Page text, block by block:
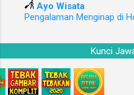
Ayo Wisata
Pengalaman Menginap di
Kunci